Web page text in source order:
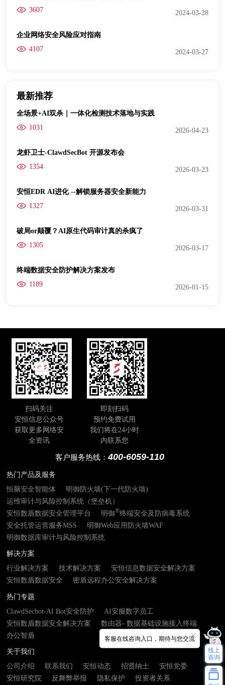
3607
2024-03-28
企业网络安全风险应对指南
4107
2024-03-27
最新推荐
全场景+AI双杀｜一体化检测技术落地与实践
1031
2026-04-23
龙虾卫士-ClawdSecBot 开源发布会
1354
2026-03-23
安恒EDR AI进化 --解锁服务器安全新能力
1327
2026-03-31
破局or颠覆？AI原生代码审计真的杀疯了
1305
2026-03-17
终端数据安全防护解决方案发布
1189
2026-01-15
扫码关注
安恒信息公众号
获取更多网络安
全资讯
即刻扫码
预约免费试用
我们将在24小时
内联系您
客户服务热线：400-6059-110
热门产品及服务
恒脑安全智能体
明御防火墙(下一代防火墙)
运维审计与风险控制系统（堡垒机）
安恒数盾数据安全管理平台
明御®终端安全及防病毒系统
安全托管运营服务MSS
明御Web应用防火墙WAF
明御数据库审计与风险控制系统
解决方案
行业解决方案
技术解决方案
安恒信息数据安全解决方案
安恒数盾数据安全
密盾远程办公安全解决方案
热门专题
ClawdSecbot-AI Bot安全防护
AI安服数字员工
安恒数盾数据安全解决方案
数由器- 数据基础设施接入终端
办公智盾
关于我们
公司介绍
联系我们 安恒动态 招贤纳士
安恒党委
安恒研究院
反舞弊举报 隐私保护 投资者关系
客服在线咨询入口，期待与您交流
线上
咨询